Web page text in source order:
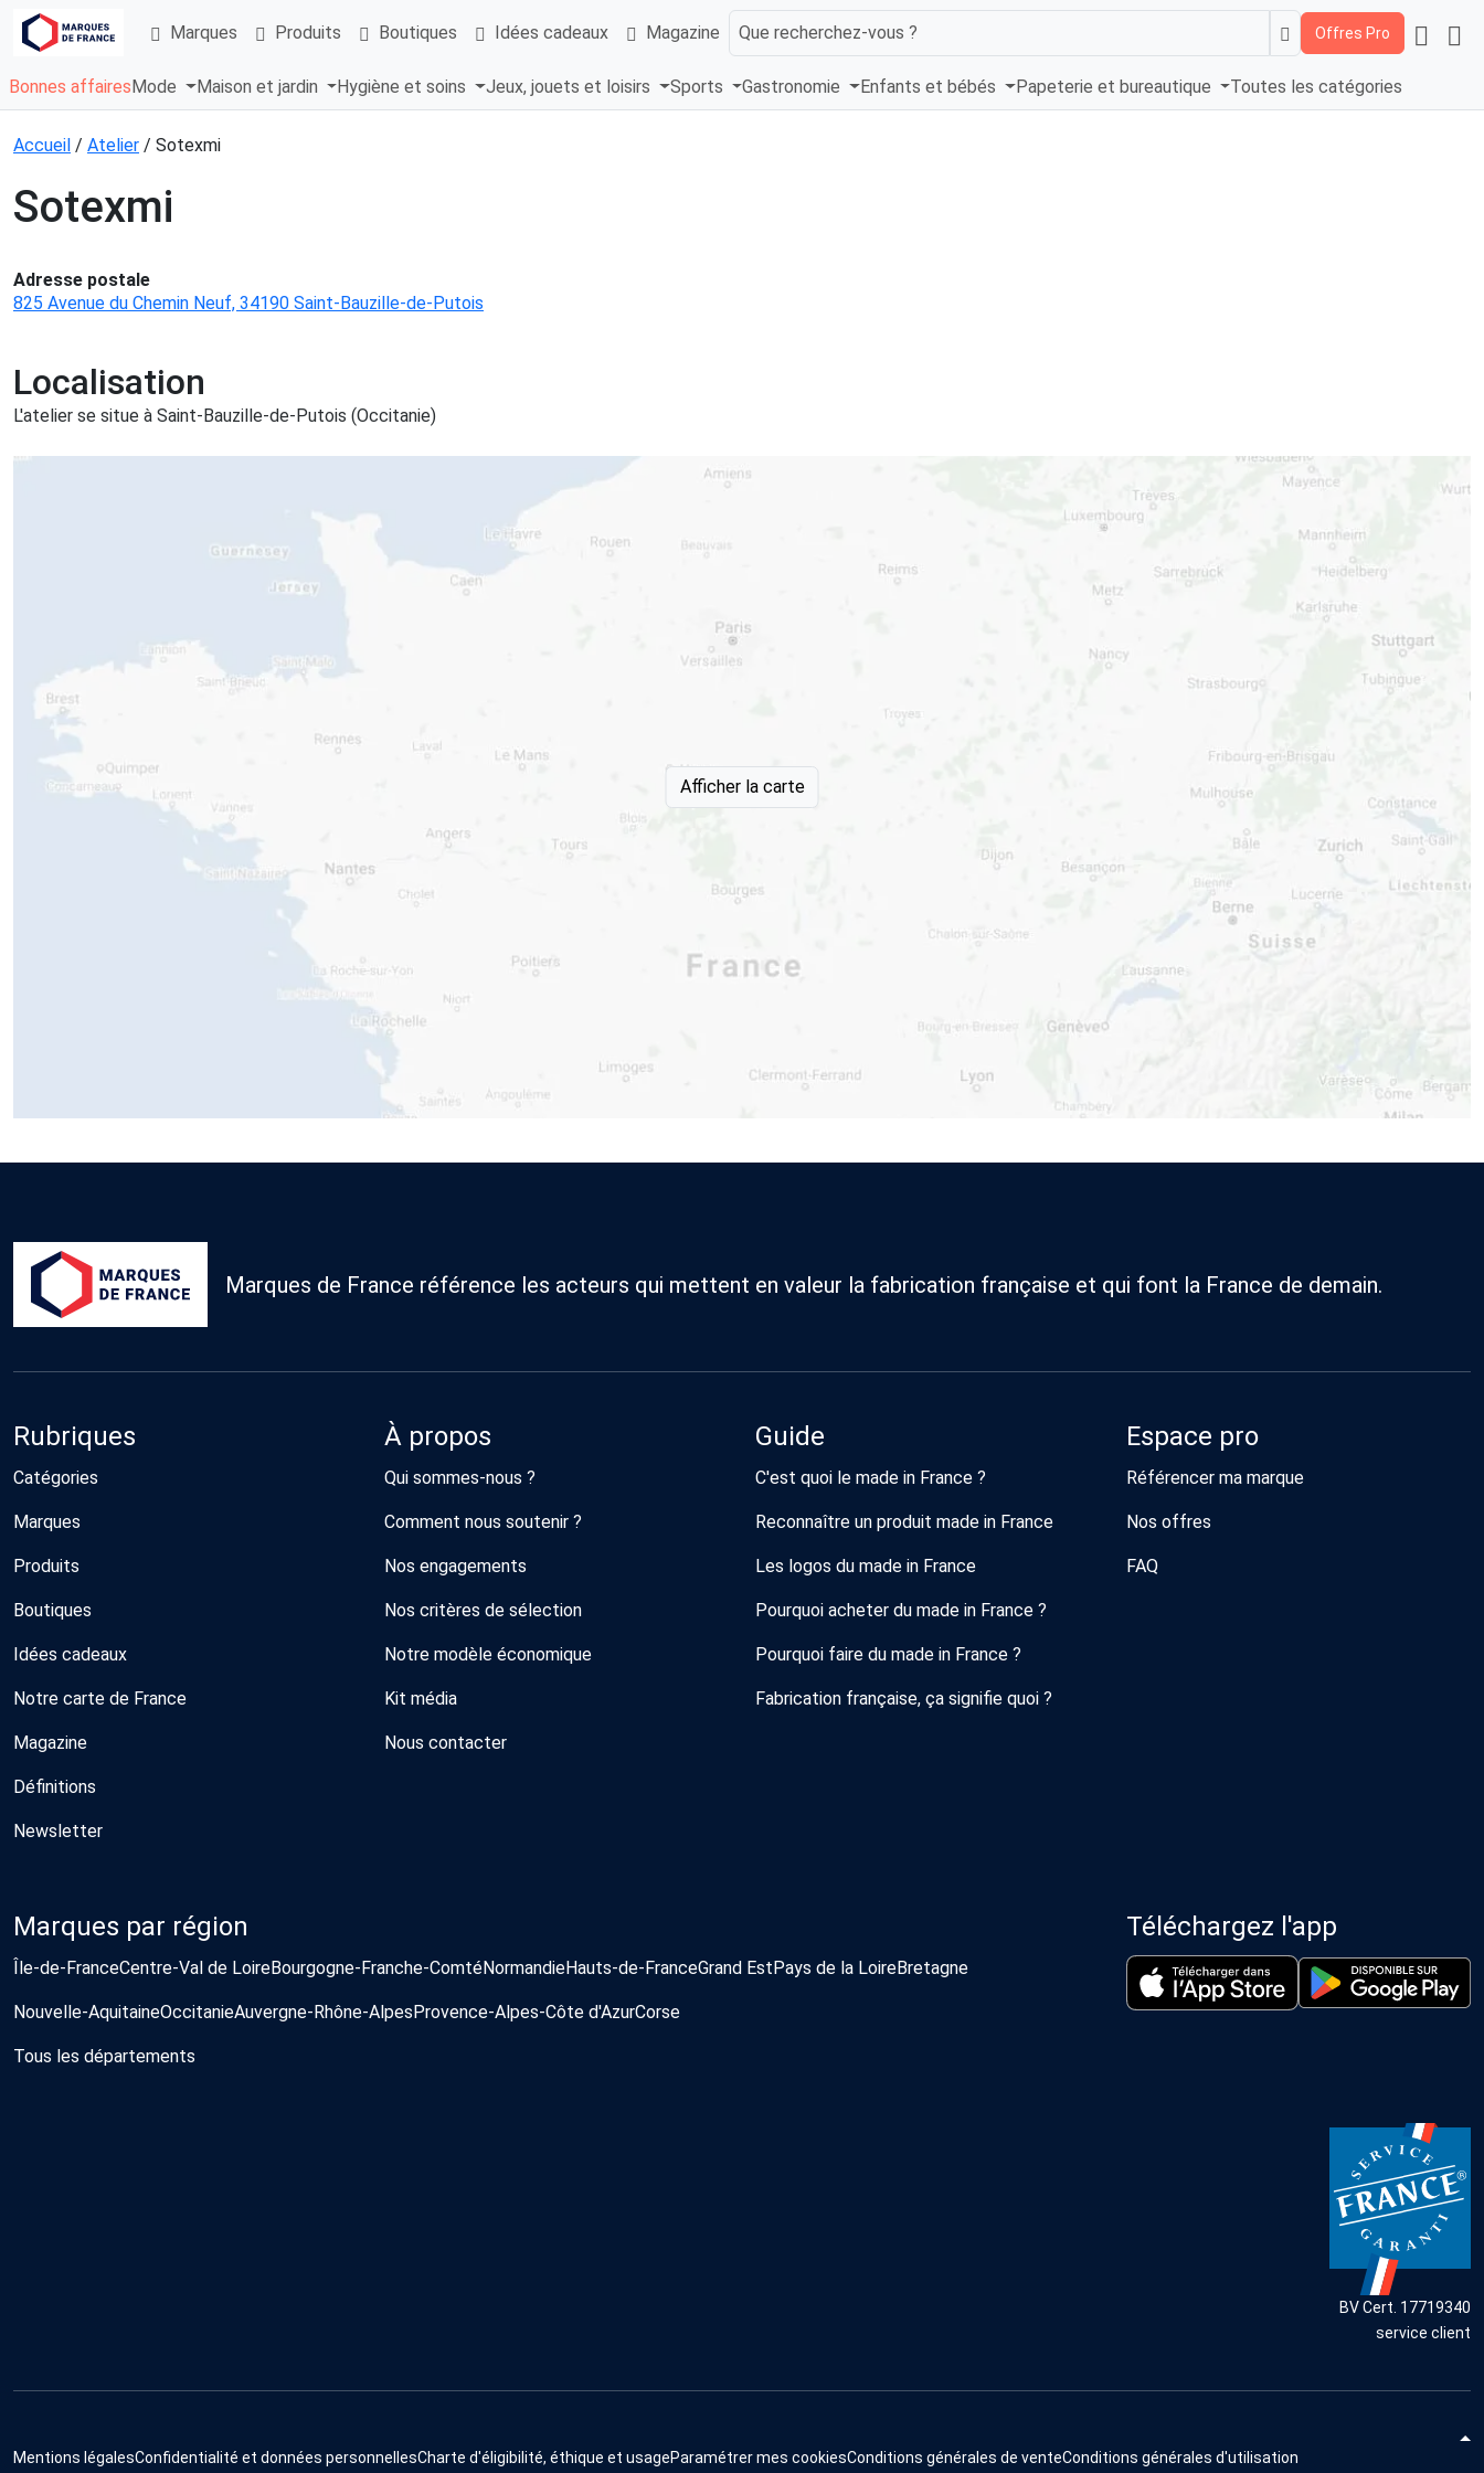
Marques Produits Boutiques Idées cadeaux Magazine Que recherchez-vous ? Offres Pro
Bonnes affaires Mode Maison et jardin Hygiène et soins Jeux, jouets et loisirs Sports Gastronomie Enfants et bébés Papeterie et bureautique Toutes les catégories
Accueil / Atelier / Sotexmi
Sotexmi
Adresse postale
825 Avenue du Chemin Neuf, 34190 Saint-Bauzille-de-Putois
Localisation
L'atelier se situe à Saint-Bauzille-de-Putois (Occitanie)
Afficher la carte
Marques de France référence les acteurs qui mettent en valeur la fabrication française et qui font la France de demain.
Rubriques
Catégories
Marques
Produits
Boutiques
Idées cadeaux
Notre carte de France
Magazine
Définitions
Newsletter
À propos
Qui sommes-nous ?
Comment nous soutenir ?
Nos engagements
Nos critères de sélection
Notre modèle économique
Kit média
Nous contacter
Guide
C'est quoi le made in France ?
Reconnaître un produit made in France
Les logos du made in France
Pourquoi acheter du made in France ?
Pourquoi faire du made in France ?
Fabrication française, ça signifie quoi ?
Espace pro
Référencer ma marque
Nos offres
FAQ
Marques par région
Île-de-FranceCentre-Val de LoireBourgogne-Franche-ComtéNormandieHauts-de-FranceGrand Est Pays de la LoireBretagne
Nouvelle-AquitaineOccitanieAuvergne-Rhône-Alpes Provence-Alpes-Côte d'AzurCorse
Tous les départements
Téléchargez l'app
BV Cert. 17719340
service client
Mentions légalesConfidentialité et données personnellesCharte d'éligibilité, éthique et usageParamétrer mes cookiesConditions générales de venteConditions générales d'utilisation